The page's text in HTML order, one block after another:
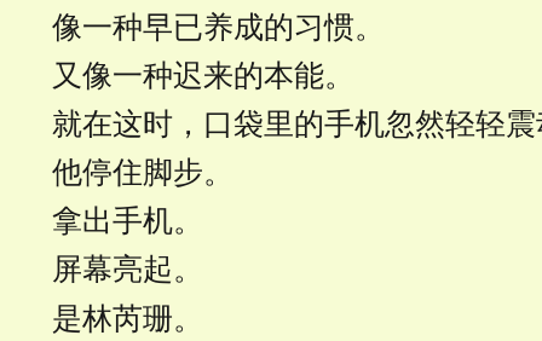
像一种早已养成的习惯。
又像一种迟来的本能。
就在这时，口袋里的手机忽然轻轻
他停住脚步。
拿出手机。
屏幕亮起。
是林芮珊。